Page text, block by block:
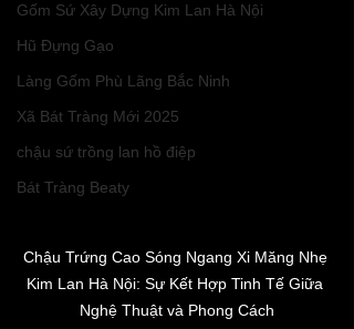
Gốm Sứ Xây Dựng Kim Lan Hà Nội
Hũ Đựng Gạo
Làng Gốm Phù Lãng Bắc Ninh
Xã Bát Tràng Mới 2025
chậu sứ trồng lan hồ điệp
Bát Tràng Beaty
Chậu Trứng Cao Sóng Ngang Xi Măng Nhẹ
Kim Lan Hà Nội: Sự Kết Hợp Tinh Tế Giữa
Nghệ Thuật và Phong Cách